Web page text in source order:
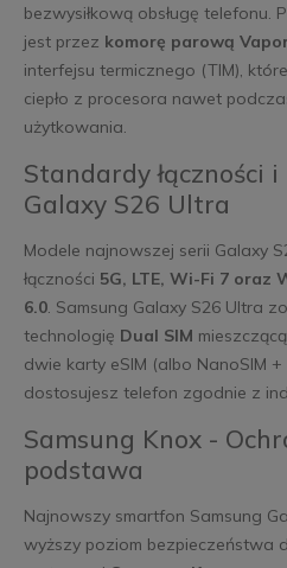
bezwysiłkową obsługę telefonu.
jest przez komorę parową
interfejsu termicznego (TIM),
ciepło z procesora nawet
użytkowania.
Standardy łączności
Galaxy S26 Ultra
Modele najnowszej serii Galaxy
łączności 5G, LTE, Wi-Fi 7
6.0. Samsung Galaxy S26 Ultra
technologię Dual SIM
dwie karty eSIM (albo NanoSIM +
dostosujesz telefon zgodnie z
Samsung Knox -
podstawa
Najnowszy smartfon Samsung
wyższy poziom bezpieczeństwa